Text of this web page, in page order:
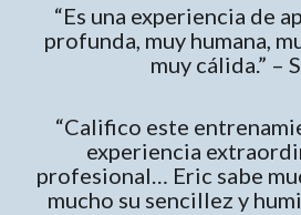
“Es una experiencia de
profunda, muy humana,
muy cálida.” –
“Califico este
experiencia
profesional… Eric sabe
mucho su sencillez y